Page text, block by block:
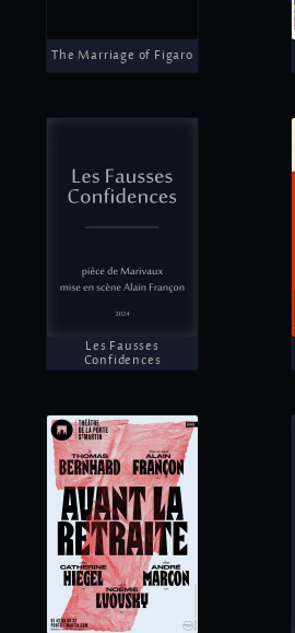
The Marriage of Figaro
Les Fausses
Confidences